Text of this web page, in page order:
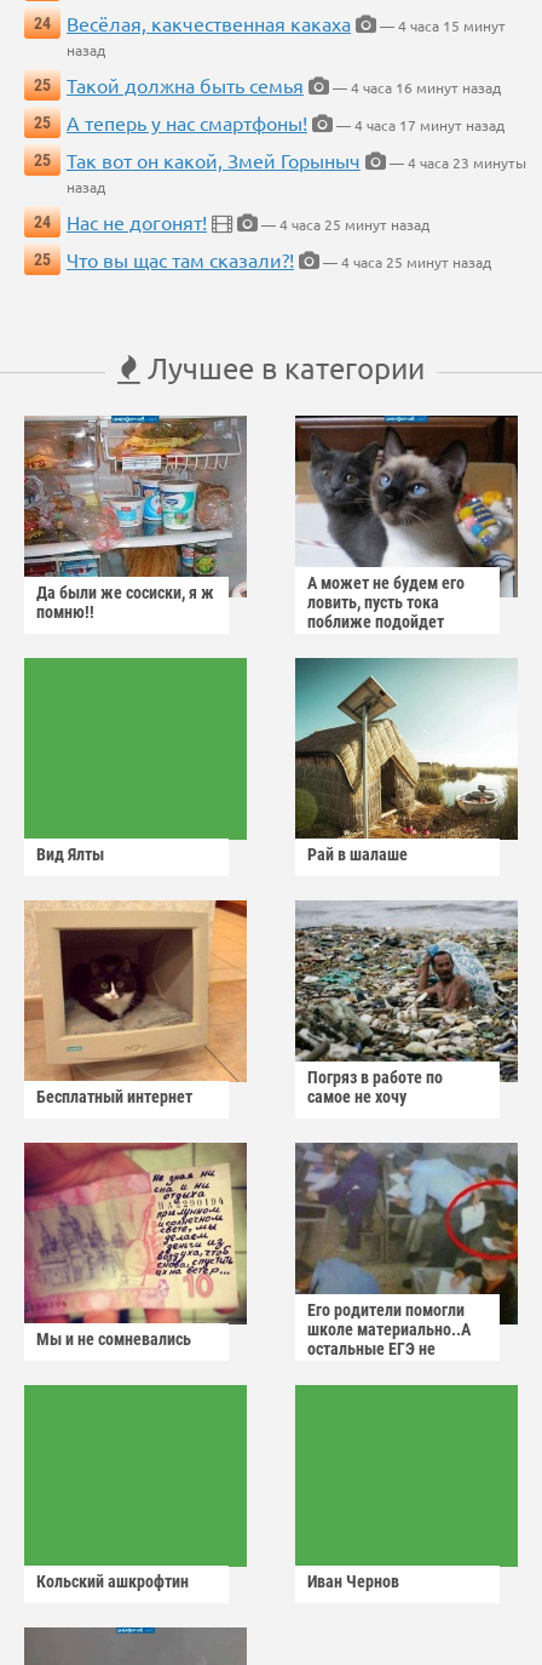
24
Весёлая, какчественная какаха
— 4 часа 15 минут
назад
25
Такой должна быть семья
— 4 часа 16 минут назад
25
А теперь у нас смартфоны!
— 4 часа 17 минут назад
25
Так вот он какой, Змей Горыныч
— 4 часа 23 минуты
назад
24
Нас не догонят!
— 4 часа 25 минут назад
25
Что вы щас там сказали?! — 4 часа 25 минут назад
Лучшее в категории
Да были же сосиски, я ж
помню!!
А может не будем его
ловить, пусть тока
поближе подойдет
Вид Ялты Рай в шалаше
Бесплатный интернет
Погряз в работе по
самое не хочу
Мы и не сомневались
Его родители помогли
школе материально..А
остальные ЕГЭ не
Кольский ашкрофтин Иван Чернов